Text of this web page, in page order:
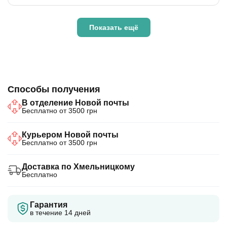
Показать ещё
Способы получения
В отделение Новой почты
Бесплатно от 3500 грн
Курьером Новой почты
Бесплатно от 3500 грн
Доставка по Хмельницкому
Бесплатно
Гарантия
в течение 14 дней